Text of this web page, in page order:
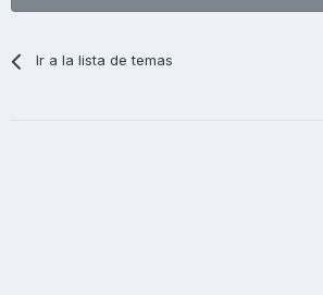
Ir a la lista de temas